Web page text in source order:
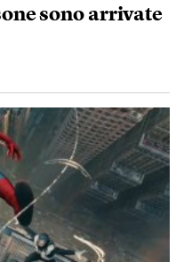
sono arrivate